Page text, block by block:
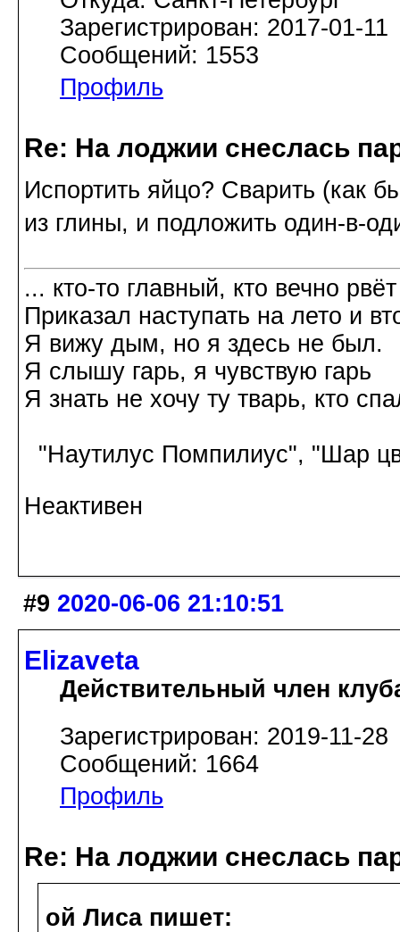
Зарегистрирован: 2017-01-11
Сообщений: 1553
Профиль
Re: На лоджии снеслась
Испортить яйцо? Сварить (как
из глины, и подложить один-в-
... кто-то главный, кто вечно рвёт
Приказал наступать на лето и
Я вижу дым, но я здесь не был.
Я слышу гарь, я чувствую гарь
Я знать не хочу ту тварь, кто
"Наутилус Помпилиус", "Шар
Неактивен
#9 2020-06-06 21:10:51
Elizaveta
Действительный член
Зарегистрирован: 2019-11-28
Сообщений: 1664
Профиль
Re: На лоджии снеслась
ой Лиса пишет: